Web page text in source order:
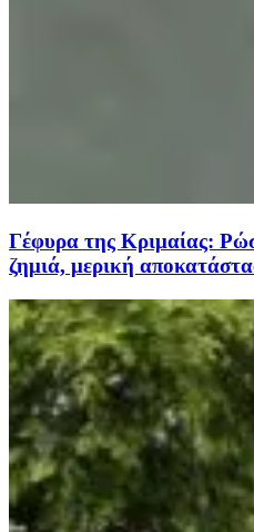
Γέφυρα της Κριμαίας:
ζημιά, μερική